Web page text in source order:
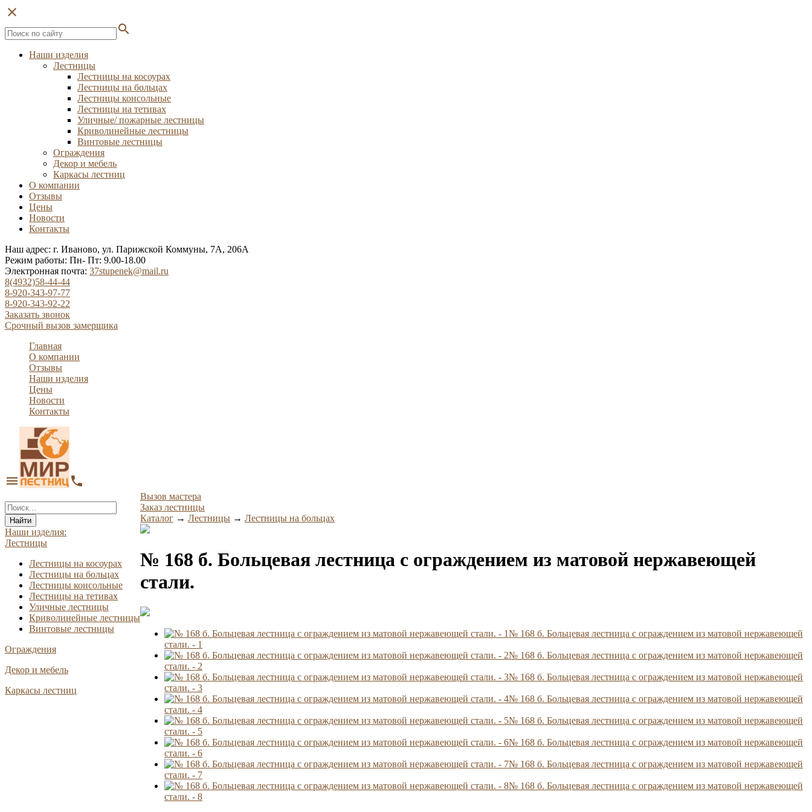
close
search
Наши изделия
Лестницы
Лестницы на косоурах
Лестницы на больцах
Лестницы консольные
Лестницы на тетивах
Уличные/ пожарные лестницы
Криволинейные лестницы
Винтовые лестницы
Ограждения
Декор и мебель
Каркасы лестниц
О компании
Отзывы
Цены
Новости
Контакты
Наш адрес: г. Иваново, ул. Парижской Коммуны, 7А, 206А
Режим работы: Пн- Пт: 9.00-18.00
Электронная почта: 37stupenek@mail.ru
8(4932)58-44-44
8-920-343-97-77
8-920-343-92-22
Заказать звонок
Срочный вызов замерщика
Главная
О компании
Отзывы
Наши изделия
Цены
Новости
Контакты
menu phone
Найти
Наши изделия:
Лестницы
Лестницы на косоурах
Лестницы на больцах
Лестницы консольные
Лестницы на тетивах
Уличные лестницы
Криволинейные лестницы
Винтовые лестницы
Ограждения
Декор и мебель
Каркасы лестниц
Вызов мастера
Заказ лестницы
Каталог → Лестницы → Лестницы на больцах
№ 168 б. Больцевая лестница с ограждением из матовой нержавеющей
стали.
№ 168 б. Больцевая лестница с ограждением из матовой нержавеющей
стали. - 1
№ 168 б. Больцевая лестница с ограждением из матовой нержавеющей
стали. - 2
№ 168 б. Больцевая лестница с ограждением из матовой нержавеющей
стали. - 3
№ 168 б. Больцевая лестница с ограждением из матовой нержавеющей
стали. - 4
№ 168 б. Больцевая лестница с ограждением из матовой нержавеющей
стали. - 5
№ 168 б. Больцевая лестница с ограждением из матовой нержавеющей
стали. - 6
№ 168 б. Больцевая лестница с ограждением из матовой нержавеющей
стали. - 7
№ 168 б. Больцевая лестница с ограждением из матовой нержавеющей
стали. - 8